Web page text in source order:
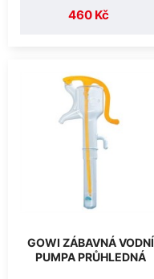
460 Kč
GOWI ZÁBAVNÁ VODNÍ
PUMPA PRŮHLEDNÁ